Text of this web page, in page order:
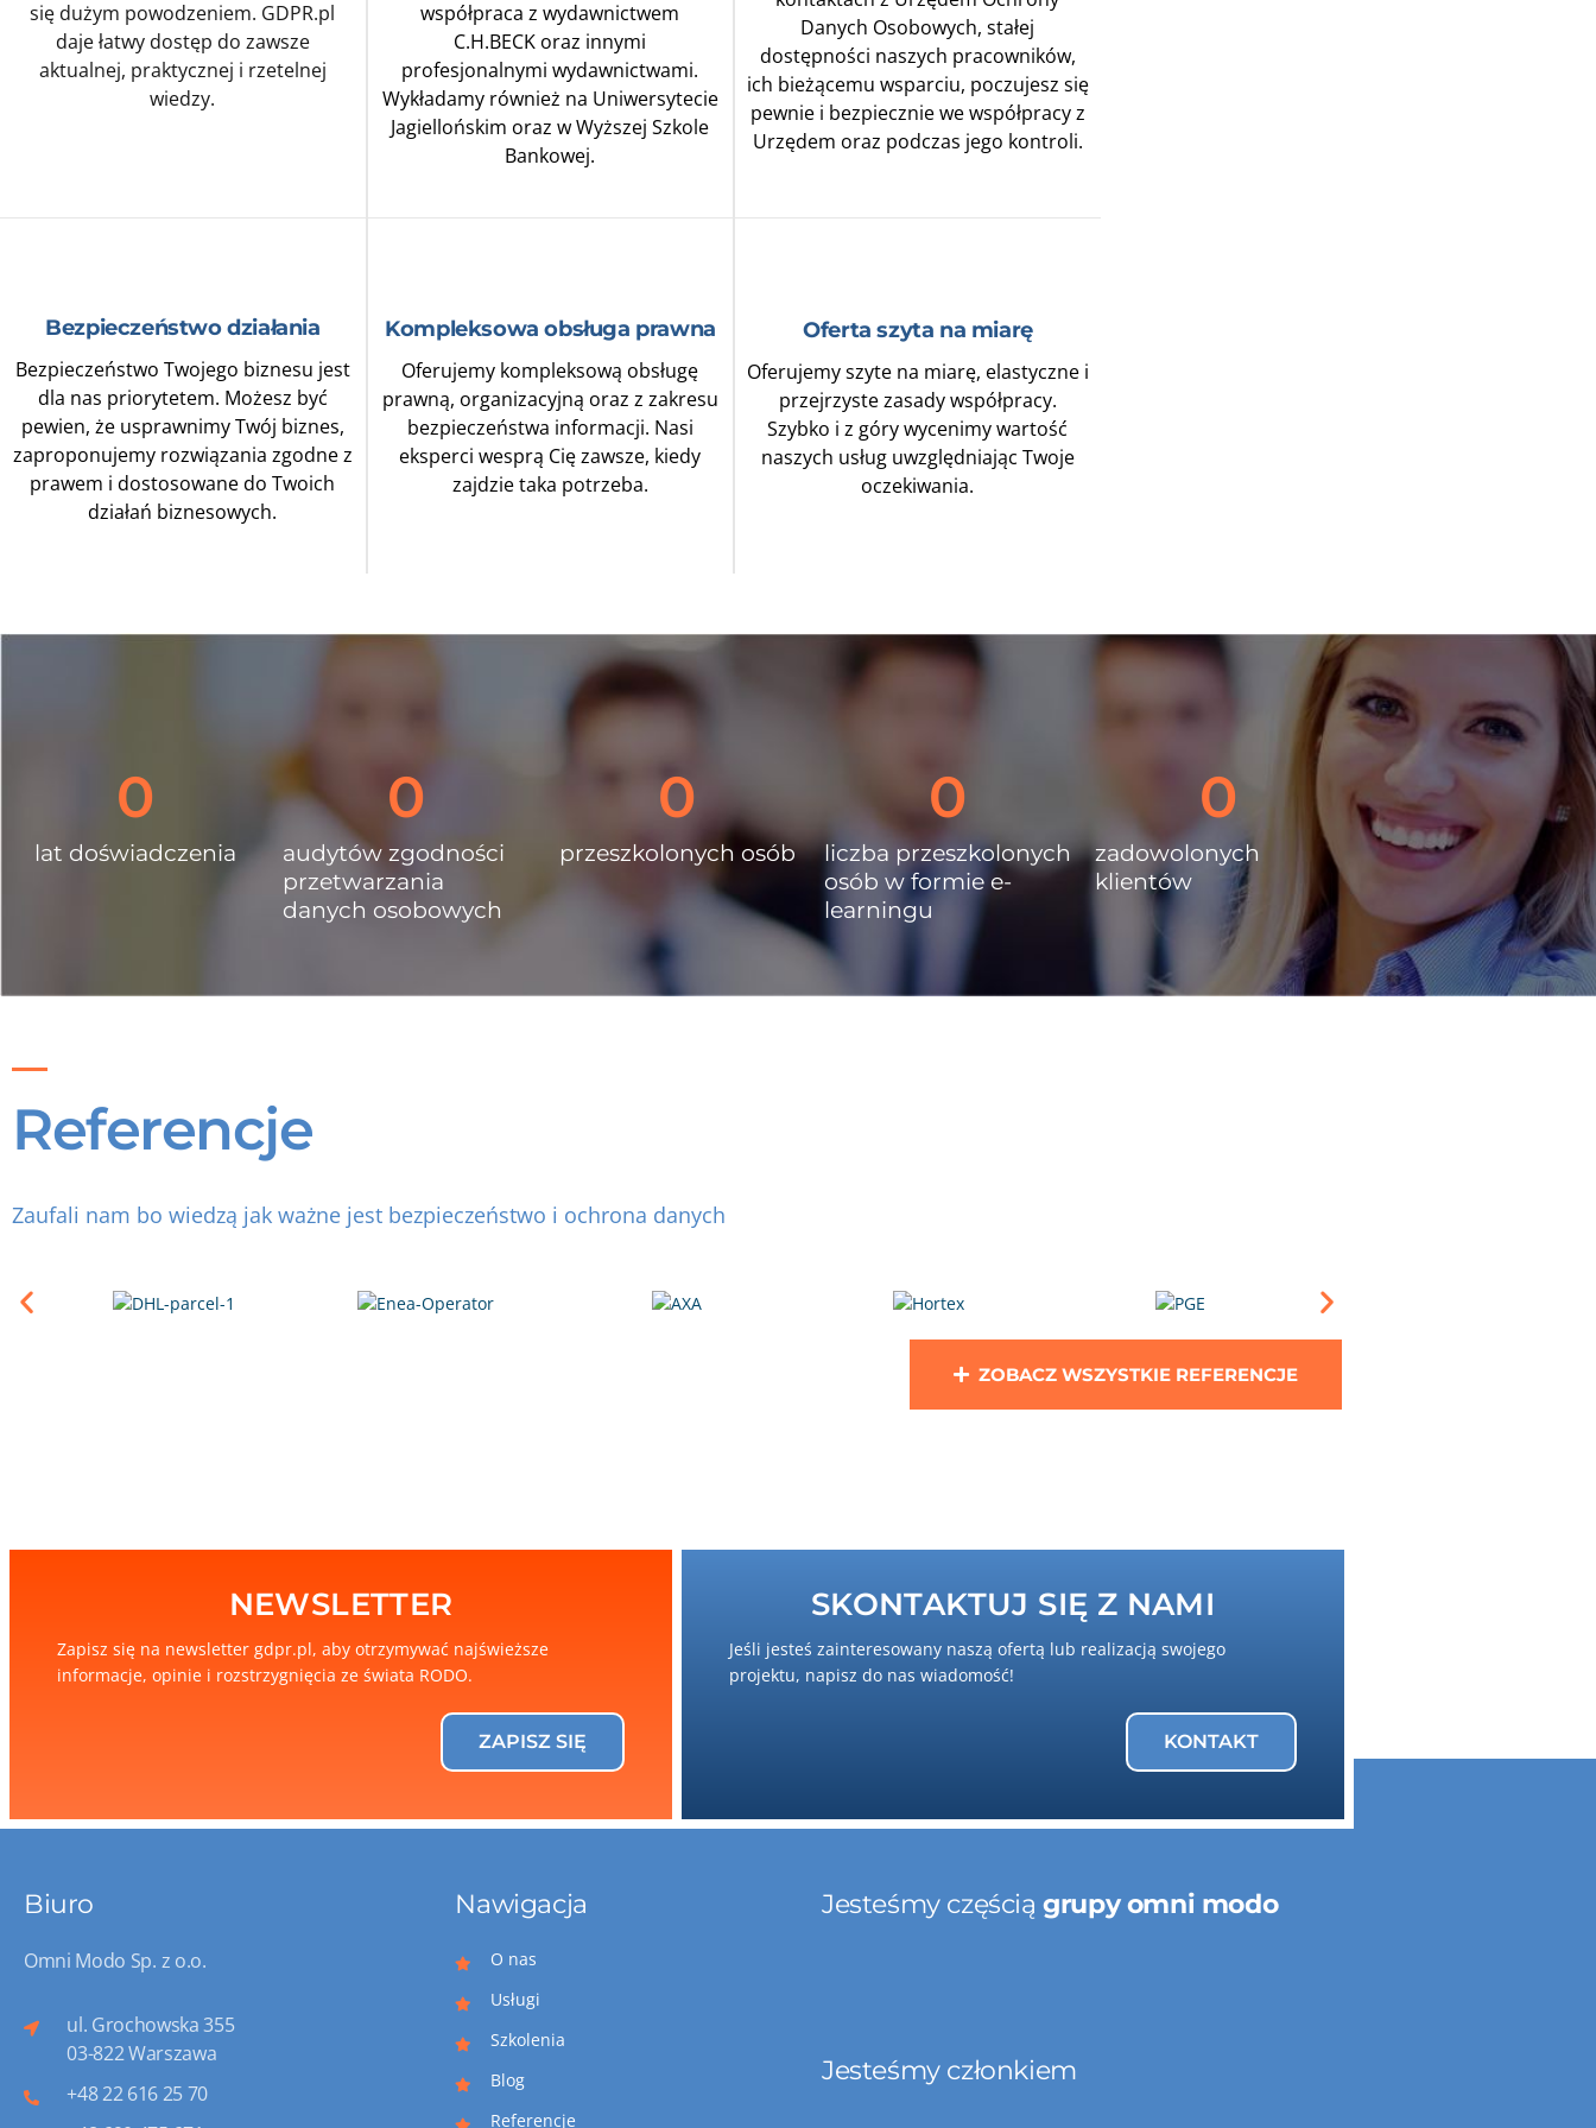
się dużym powodzeniem. GDPR.pl
daje łatwy dostęp do zawsze
aktualnej, praktycznej i rzetelnej
wiedzy.
współpraca z wydawnictwem
C.H.BECK oraz innymi
profesjonalnymi wydawnictwami.
Wykładamy również na Uniwersytecie
Jagiellońskim oraz w Wyższej Szkole
Bankowej.
Danych Osobowych, stałej
dostępności naszych pracowników,
ich bieżącemu wsparciu, poczujesz się
pewnie i bezpiecznie we współpracy z
Urzędem oraz podczas jego kontroli.
Bezpieczeństwo działania
Bezpieczeństwo Twojego biznesu jest
dla nas priorytetem. Możesz być
pewien, że usprawnimy Twój biznes,
zaproponujemy rozwiązania zgodne z
prawem i dostosowane do Twoich
działań biznesowych.
Kompleksowa obsługa prawna
Oferujemy kompleksową obsługę
prawną, organizacyjną oraz z zakresu
bezpieczeństwa informacji. Nasi
eksperci wesprą Cię zawsze, kiedy
zajdzie taka potrzeba.
Oferta szyta na miarę
Oferujemy szyte na miarę, elastyczne i
przejrzyste zasady współpracy.
Szybko i z góry wycenimy wartość
naszych usług uwzględniając Twoje
oczekiwania.
lat doświadczenia
0
audytów zgodności
przetwarzania
danych osobowych
0
przeszkolonych osób
0
liczba przeszkolonych
osób w formie e-
learningu
0
zadowolonych
klientów
0
Referencje
Zaufali nam bo wiedzą jak ważne jest bezpieczeństwo i ochrona danych
ZOBACZ WSZYSTKIE REFERENCJE
NEWSLETTER
Zapisz się na newsletter gdpr.pl, aby otrzymywać najświeższe
informacje, opinie i rozstrzygnięcia ze świata RODO.
ZAPISZ SIĘ
SKONTAKTUJ SIĘ Z NAMI
Jeśli jesteś zainteresowany naszą ofertą lub realizacją swojego
projektu, napisz do nas wiadomość!
KONTAKT
Biuro
Omni Modo Sp. z o.o.
ul. Grochowska 355
03-822 Warszawa
+48 22 616 25 70
Nawigacja
O nas
Usługi
Szkolenia
Blog
Referencje
Jesteśmy częściągrupy omni modo
Jesteśmy członkiem